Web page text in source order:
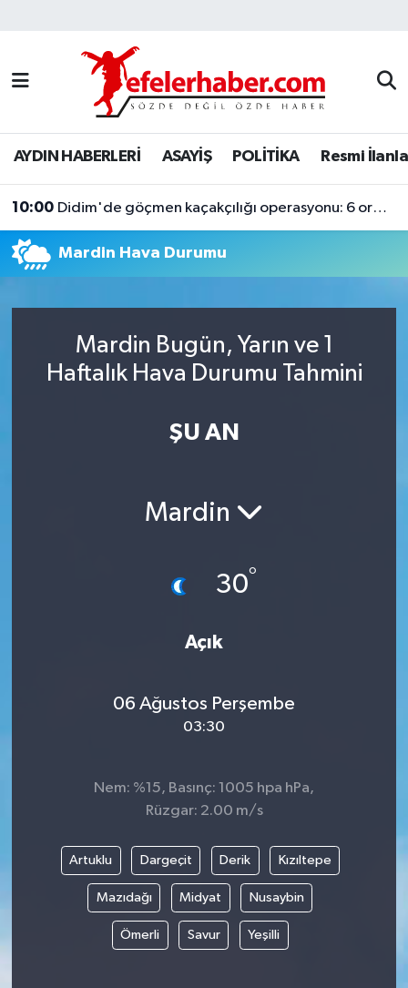
AYDIN HABERLERİ ASAYİŞ POLİTİKA Resmi
10:00 Didim'de göçmen kaçakçılığı operasyonu: 6 organizatör tutuklandı
Mardin Hava Durumu
Mardin Bugün, Yarın ve 1
Haftalık Hava Durumu Tahmini
ŞU AN
Mardin
30°
Açık
06 Ağustos Perşembe
03:30
Nem: %15, Basınç: 1005 hpa hPa,
Rüzgar: 2.00 m/s
Artuklu Dargeçit Derik Kızıltepe
Mazıdağı Midyat Nusaybin
Ömerli Savur Yeşilli
Nöbetçi Eczaneler
Hava Durumu
Aydin Namaz Vakitleri
Trafik Durumu
Süper Lig Puan Durumu ve Fikstür
Son Dakika Haberleri